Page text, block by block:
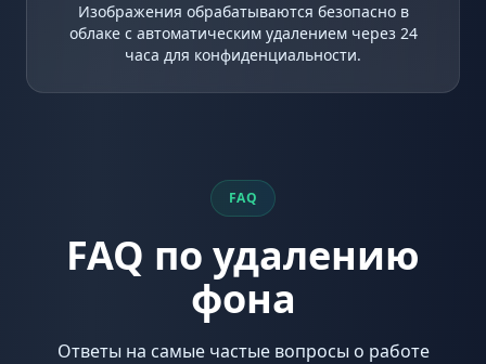
Изображения обрабатываются безопасно в
облаке с автоматическим удалением через 24
часа для конфиденциальности.
FAQ
FAQ по удалению
фона
Ответы на самые частые вопросы о работе